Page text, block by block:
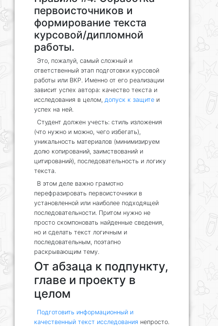
первоисточников и
формирование текста
курсовой/дипломной
работы.
Это, пожалуй, самый сложный и
ответственный этап подготовки курсовой
работы или ВКР. Именно от его реализации
зависит успех автора: качество текста и
исследования в целом, допуск к защите и
успех на ней.
Студент должен учесть: стиль изложения
(что нужно и можно, чего избегать),
уникальность материалов (минимизируем
долю копирований, заимствований и
цитирований), последовательность и логику
текста.
В этом деле важно грамотно
перефразировать первоисточники в
установленной или наиболее подходящей
последовательности. Притом нужно не
просто скомпоновать найденные сведения,
но и сделать текст логичным и
последовательным, поэтапно
раскрывающим тему.
От абзаца к подпункту,
главе и проекту в
целом
Подготовить информационный и
качественный текст исследования непросто.